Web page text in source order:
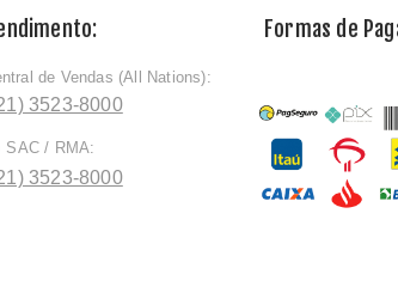
de Vendas (All Nations):
3523-8000
SAC / RMA:
3523-8000
Formas de